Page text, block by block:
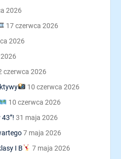
2026
17 czerwca 2026
2026
czerwca 2026
10 czerwca 2026
10 czerwca 2026
31 maja 2026
7 maja 2026
I B
7 maja 2026